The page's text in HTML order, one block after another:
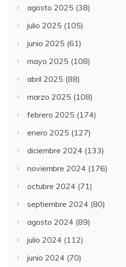
agosto 2025 (38)
julio 2025 (105)
junio 2025 (61)
mayo 2025 (108)
abril 2025 (88)
marzo 2025 (108)
febrero 2025 (174)
enero 2025 (127)
diciembre 2024 (133)
noviembre 2024 (176)
octubre 2024 (71)
septiembre 2024 (80)
agosto 2024 (89)
julio 2024 (112)
junio 2024 (70)